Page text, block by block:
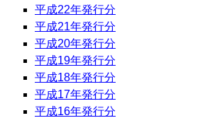
平成22年発行分
平成21年発行分
平成20年発行分
平成19年発行分
平成18年発行分
平成17年発行分
平成16年発行分